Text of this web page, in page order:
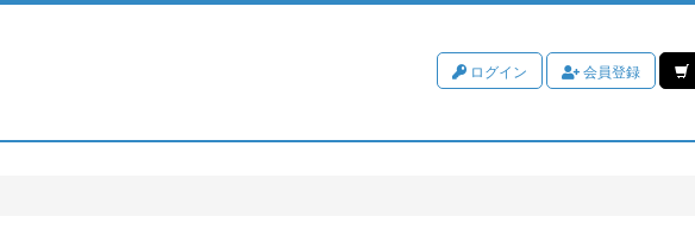
ログイン 会員登録